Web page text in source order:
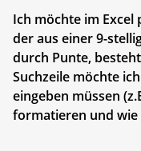
Ich möchte im Excel
der aus einer 9-
durch Punte,
Suchzeile möchte
eingeben müssen
formatieren und wie